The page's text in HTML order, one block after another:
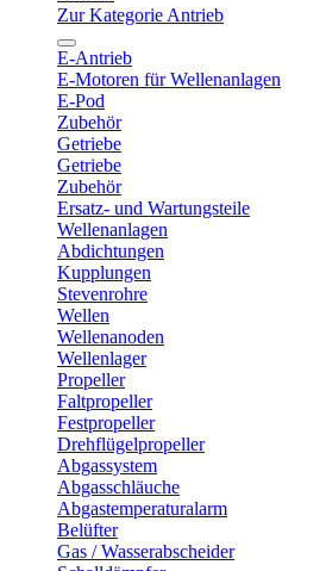
Zur Kategorie Antrieb
E-Antrieb
E-Motoren für Wellenanlagen
E-Pod
Zubehör
Getriebe
Getriebe
Zubehör
Ersatz- und Wartungsteile
Wellenanlagen
Abdichtungen
Kupplungen
Stevenrohre
Wellen
Wellenanoden
Wellenlager
Propeller
Faltpropeller
Festpropeller
Drehflügelpropeller
Abgassystem
Abgasschläuche
Abgastemperaturalarm
Belüfter
Gas / Wasserabscheider